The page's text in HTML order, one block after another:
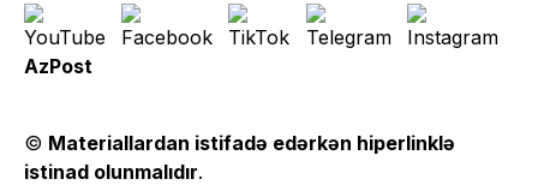
AzPost
© Materiallardan istifadə edərkən hiperlinklə
istinad olunmalıdır.